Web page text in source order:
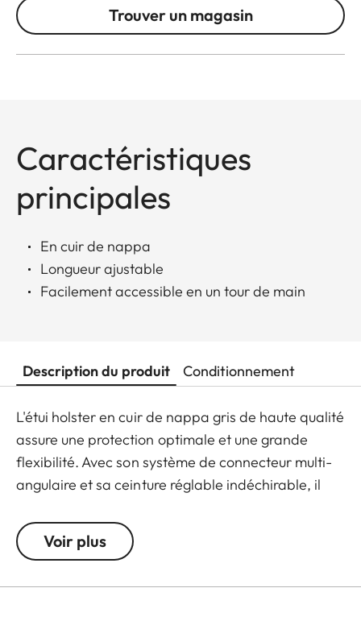
Trouver un magasin
Caractéristiques
principales
En cuir de nappa
Longueur ajustable
Facilement accessible en un tour de main
Description du produit Conditionnement
L'étui holster en cuir de nappa gris de haute qualité
assure une protection optimale et une grande
flexibilité. Avec son système de connecteur multi-
angulaire et sa ceinture réglable indéchirable, il
dessus un T-shirt en été ou sous une veste
matelassée en hiver pour un accès rapide et facile
Voir plus